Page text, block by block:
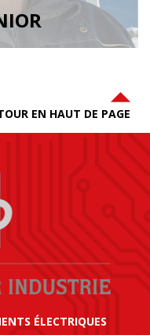
EN HAUT DE PAGE
ÉLECTRIQUES